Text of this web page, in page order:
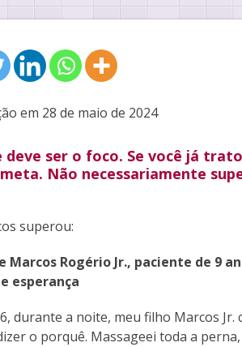
em 28 de maio de 2024
deve ser o foco. Se você já
Não necessariamente
superou:
Marcos Rogério Jr., paciente de 9
esperança
durante a noite, meu filho Marcos
o porquê. Massageei toda a